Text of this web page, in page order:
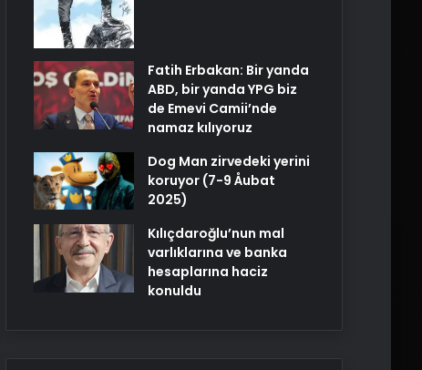
Fatih Erbakan: Bir yanda
ABD, bir yanda YPG biz
de Emevi Camii’nde
namaz kılıyoruz
Dog Man zirvedeki yerini
koruyor (7-9 Åubat
2025)
Kılıçdaroğlu’nun mal
varlıklarına ve banka
hesaplarına haciz
konuldu